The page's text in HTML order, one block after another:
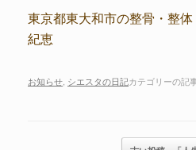
東京都東大和市の整骨・整
紀恵
お知らせ シエスタの日記カテゴリーの記
記事のナビゲーション